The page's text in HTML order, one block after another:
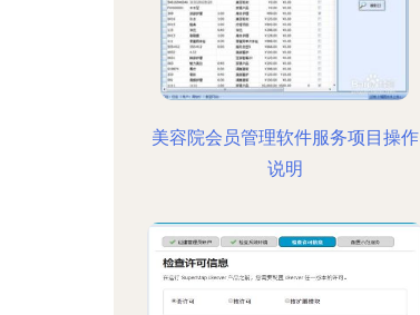
美容院会员管理软件服务项目操作
说明